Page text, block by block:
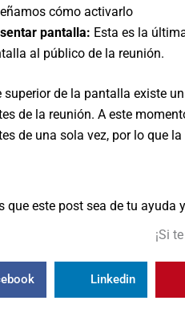
cómo activarlo
pantalla: Esta es la
al público de la reunión.
superior de la pantalla existe
de la reunión. A este
de una sola vez, por lo que
que este post sea de tu
¡Si
Linkedin